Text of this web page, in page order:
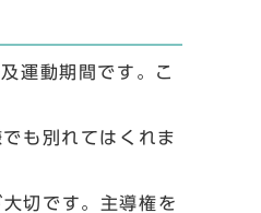
運動期間です。こ
も別れてはくれま
切です。主導権を